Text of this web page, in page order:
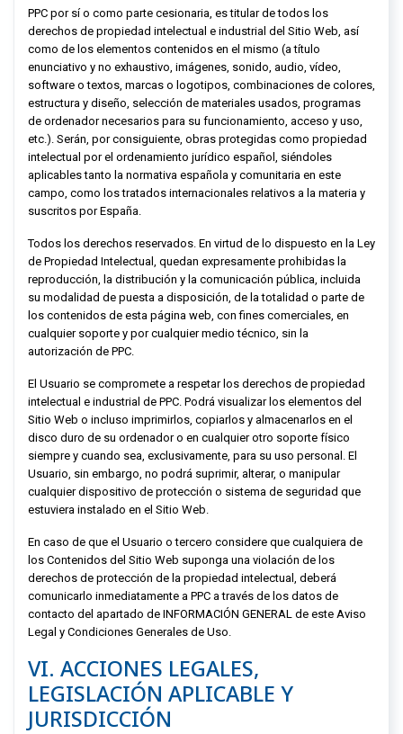
PPC por sí o como parte cesionaria, es titular de todos los
derechos de propiedad intelectual e industrial del Sitio Web, así
como de los elementos contenidos en el mismo (a título
enunciativo y no exhaustivo, imágenes, sonido, audio, vídeo,
software o textos, marcas o logotipos, combinaciones de colores,
estructura y diseño, selección de materiales usados, programas
de ordenador necesarios para su funcionamiento, acceso y uso,
etc.). Serán, por consiguiente, obras protegidas como propiedad
intelectual por el ordenamiento jurídico español, siéndoles
aplicables tanto la normativa española y comunitaria en este
campo, como los tratados internacionales relativos a la materia y
suscritos por España.
Todos los derechos reservados. En virtud de lo dispuesto en la Ley
de Propiedad Intelectual, quedan expresamente prohibidas la
reproducción, la distribución y la comunicación pública, incluida
su modalidad de puesta a disposición, de la totalidad o parte de
los contenidos de esta página web, con fines comerciales, en
cualquier soporte y por cualquier medio técnico, sin la
autorización de PPC
El Usuario se compromete a respetar los derechos de propiedad
intelectual e industrial de PPC . Podrá visualizar los elementos del
Sitio Web o incluso imprimirlos, copiarlos y almacenarlos en el
disco duro de su ordenador o en cualquier otro soporte físico
siempre y cuando sea, exclusivamente, para su uso personal. El
Usuario, sin embargo, no podrá suprimir, alterar, o manipular
cualquier dispositivo de protección o sistema de seguridad que
estuviera instalado en el Sitio Web.
En caso de que el Usuario o tercero considere que cualquiera de
los Contenidos del Sitio Web suponga una violación de los
derechos de protección de la propiedad intelectual, deberá
comunicarlo inmediatamente a PPC a través de los datos de
contacto del apartado de INFORMACIÓN GENERAL de este Aviso
Legal y Condiciones Generales de Uso.
VI. ACCIONES LEGALES,
LEGISLACIÓN APLICABLE Y
JURISDICCIÓN